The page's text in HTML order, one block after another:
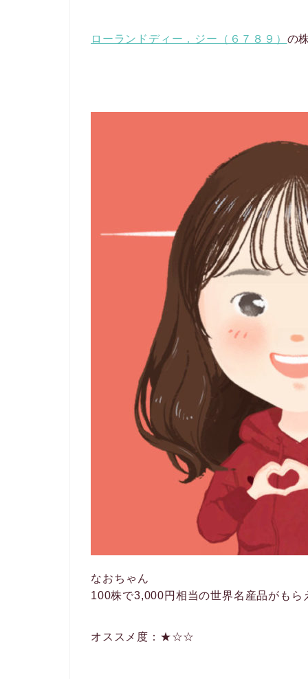
ローランドディー．ジー（６７８９） の
なおちゃん
100株で3,000円相当の世界名産品がもら
オススメ度：★☆☆